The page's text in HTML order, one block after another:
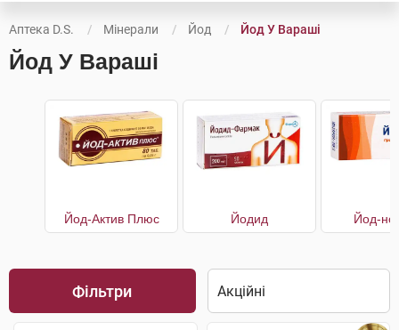
Аптека D.S. Мінерали Йод Йод У Вараші
Йод У Вараші
Йод-Актив Плюс Йодид Йод-
Фільтри